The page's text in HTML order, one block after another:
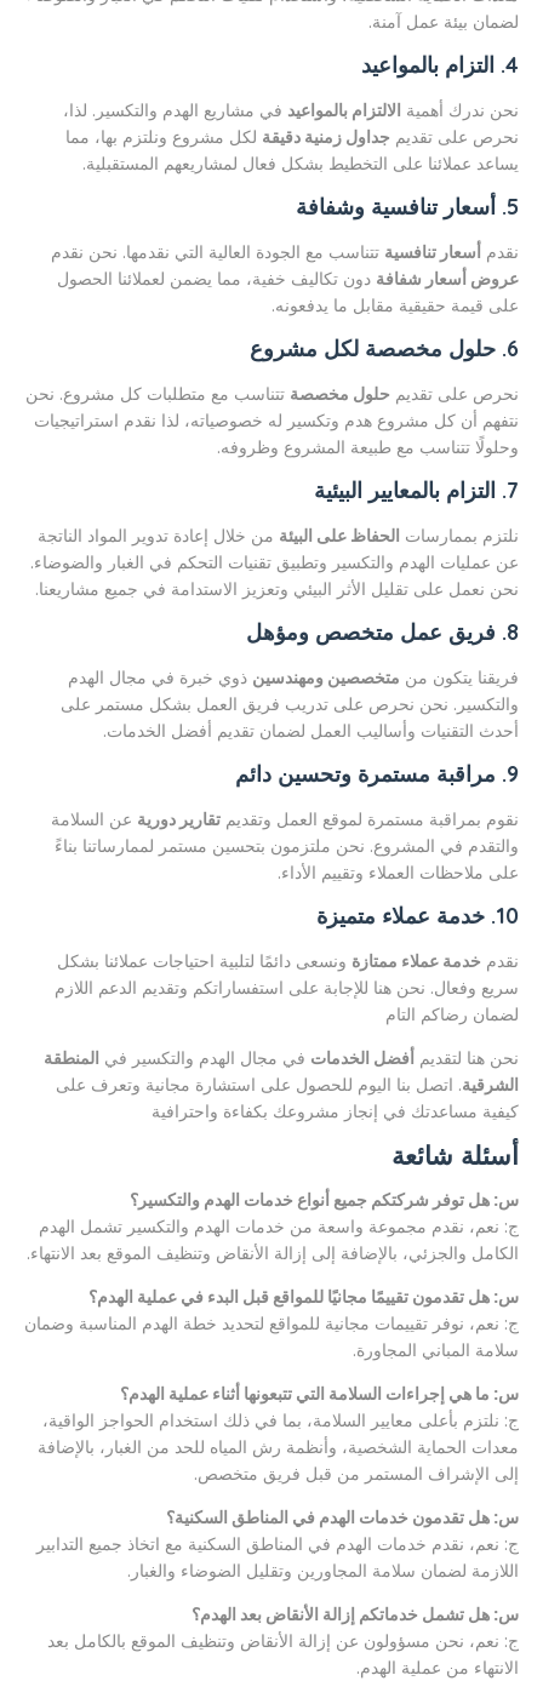
لضمان بيئة عمل آمنة.
4. التزام بالمواعيد
نحن ندرك أهمية الالتزام بالمواعيد في مشاريع الهدم والتكسير. لذا،
نحرص على تقديم جداول زمنية دقيقة لكل مشروع ونلتزم بها، مما
يساعد عملائنا على التخطيط بشكل فعال لمشاريعهم المستقبلية.
5. أسعار تنافسية وشفافة
نقدم أسعار تنافسية تتناسب مع الجودة العالية التي نقدمها. نحن نقدم
عروض أسعار شفافة دون تكاليف خفية، مما يضمن لعملائنا الحصول
على قيمة حقيقية مقابل ما يدفعونه.
6. حلول مخصصة لكل مشروع
نحرص على تقديم حلول مخصصة تتناسب مع متطلبات كل مشروع. نحن
نتفهم أن كل مشروع هدم وتكسير له خصوصياته، لذا نقدم استراتيجيات
وحلولًا تتناسب مع طبيعة المشروع وظروفه.
7. التزام بالمعايير البيئية
نلتزم بممارسات الحفاظ على البيئة من خلال إعادة تدوير المواد الناتجة
عن عمليات الهدم والتكسير وتطبيق تقنيات التحكم في الغبار والضوضاء.
نحن نعمل على تقليل الأثر البيئي وتعزيز الاستدامة في جميع مشاريعنا.
8. فريق عمل متخصص ومؤهل
فريقنا يتكون من متخصصين ومهندسين ذوي خبرة في مجال الهدم
والتكسير. نحن نحرص على تدريب فريق العمل بشكل مستمر على
أحدث التقنيات وأساليب العمل لضمان تقديم أفضل الخدمات.
9. مراقبة مستمرة وتحسين دائم
نقوم بمراقبة مستمرة لموقع العمل وتقديم تقارير دورية عن السلامة
والتقدم في المشروع. نحن ملتزمون بتحسين مستمر لممارساتنا بناءً
على ملاحظات العملاء وتقييم الأداء.
10. خدمة عملاء متميزة
نقدم خدمة عملاء ممتازة ونسعى دائمًا لتلبية احتياجات عملائنا بشكل
سريع وفعال. نحن هنا للإجابة على استفساراتكم وتقديم الدعم اللازم
لضمان رضاكم التام
نحن هنا لتقديم أفضل الخدمات في مجال الهدم والتكسير في المنطقة
الشرقية. اتصل بنا اليوم للحصول على استشارة مجانية وتعرف على
كيفية مساعدتك في إنجاز مشروعك بكفاءة واحترافية
أسئلة شائعة
س: هل توفر شركتكم جميع أنواع خدمات الهدم والتكسير؟
ج: نعم، نقدم مجموعة واسعة من خدمات الهدم والتكسير تشمل الهدم
الكامل والجزئي، بالإضافة إلى إزالة الأنقاض وتنظيف الموقع بعد الانتهاء.
س: هل تقدمون تقييمًا مجانيًا للمواقع قبل البدء في عملية الهدم؟
ج: نعم، نوفر تقييمات مجانية للمواقع لتحديد خطة الهدم المناسبة وضمان
سلامة المباني المجاورة.
س: ما هي إجراءات السلامة التي تتبعونها أثناء عملية الهدم؟
ج: نلتزم بأعلى معايير السلامة، بما في ذلك استخدام الحواجز الواقية،
معدات الحماية الشخصية، وأنظمة رش المياه للحد من الغبار، بالإضافة
إلى الإشراف المستمر من قبل فريق متخصص.
س: هل تقدمون خدمات الهدم في المناطق السكنية؟
ج: نعم، نقدم خدمات الهدم في المناطق السكنية مع اتخاذ جميع التدابير
اللازمة لضمان سلامة المجاورين وتقليل الضوضاء والغبار.
س: هل تشمل خدماتكم إزالة الأنقاض بعد الهدم؟
ج: نعم، نحن مسؤولون عن إزالة الأنقاض وتنظيف الموقع بالكامل بعد
الانتهاء من عملية الهدم.